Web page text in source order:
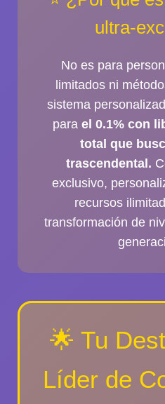
ultra-
No es para
limitados ni
sistema
para el 0.1% con
total que
trascendental.
exclusivo,
recursos
transformación de
🌟 Tu
Líder de